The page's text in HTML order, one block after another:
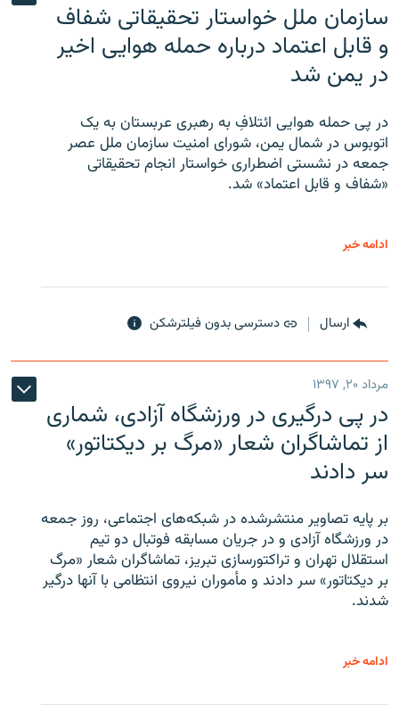
سازمان ملل خواستار تحقیقاتی شفاف
و قابل اعتماد درباره حمله هوایی اخیر
در یمن شد
در پی حمله هوایی ائتلافِ به رهبری عربستان به یک
اتوبوس در شمال یمن، شورای امنیت سازمان ملل عصر
جمعه در نشستی اضطراری خواستار انجام تحقیقاتی
«شفاف و قابل اعتماد» شد.
ادامه خبر
ارسال دسترسی بدون فیلترشکن
مرداد ۲۰, ۱۳۹۷
در پی درگیری در ورزشگاه آزادی، شماری
از تماشاگران شعار «مرگ بر دیکتاتور»
سر دادند
بر پایه تصاویر منتشرشده در شبکه‌های اجتماعی، روز جمعه
در ورزشگاه آزادی و در جریان مسابقه فوتبال دو تیم
استقلال تهران و تراکتورسازی تبریز، تماشاگران شعار «مرگ
بر دیکتاتور» سر دادند و مأموران نیروی انتظامی با آنها درگیر
شدند.
ادامه خبر